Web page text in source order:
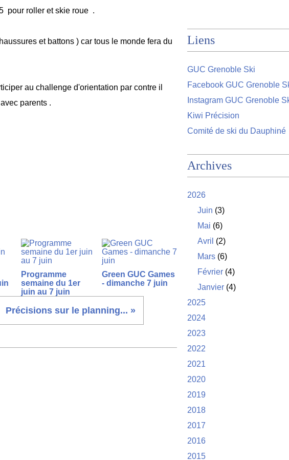
pour roller et skie roue .
et battons ) car tous le monde fera du
au challenge d'orientation par contre il
parents .
Programme
semaine du 1er
juin au 7 juin
Green GUC Games
- dimanche 7 juin
Précisions sur le planning... »
Liens
GUC Grenoble Ski
Facebook GUC Grenoble
Instagram GUC Grenoble
Kiwi Précision
Comité de ski du Dauphiné
Archives
2026
Juin (3)
Mai (6)
Avril (2)
Mars (6)
Février (4)
Janvier (4)
2025
2024
2023
2022
2021
2020
2019
2018
2017
2016
2015